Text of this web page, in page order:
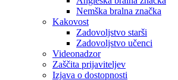
Nemška bralna značka
Kakovost
Zadovoljstvo starši
Zadovoljstvo učenci
Videonadzor
Zaščita prijaviteljev
Izjava o dostopnosti